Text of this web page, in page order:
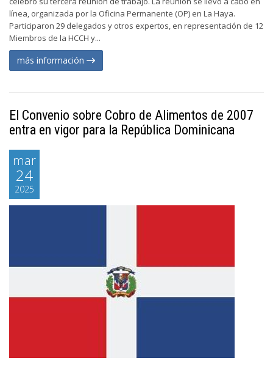
línea, organizada por la Oficina Permanente (OP) en La Haya.
Participaron 29 delegados y otros expertos, en representación de 12
Miembros de la HCCH y...
más información
El Convenio sobre Cobro de Alimentos de 2007
entra en vigor para la República Dominicana
mar
24
2025